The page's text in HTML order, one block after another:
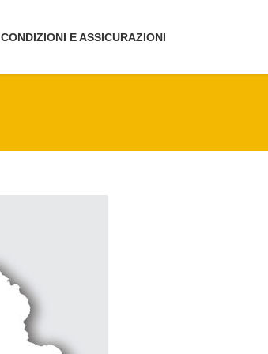
CONDIZIONI E ASSICURAZIONI